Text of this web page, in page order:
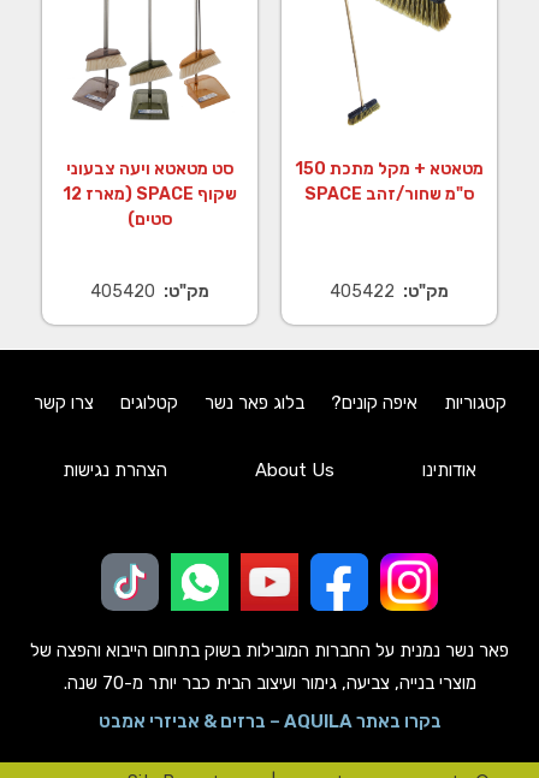
מטאטא + מקל מתכת 150
ס"מ שחור/זהב SPACE
מק"ט: 405422
סט מטאטא ויעה צבעוני
שקוף SPACE (מארז 12
סטים)
מק"ט: 405420
קטגוריות איפה קונים? בלוג פאר נשר קטלוגים צרו קשר
אודותינו About Us הצהרת נגישות
פאר נשר נמנית על החברות המובילות בשוק בתחום הייבוא והפצה של
מוצרי בנייה, צביעה, גימור ועיצוב הבית כבר יותר מ-70 שנה.
בקרו באתר AQUILA – ברזים & אביזרי אמבט